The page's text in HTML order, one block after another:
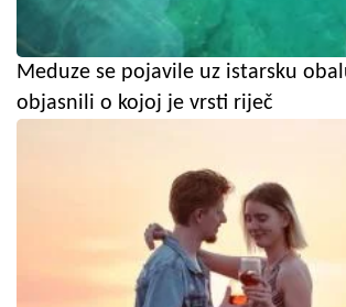
Meduze se pojavile uz istarsku
objasnili o kojoj je vrsti riječ